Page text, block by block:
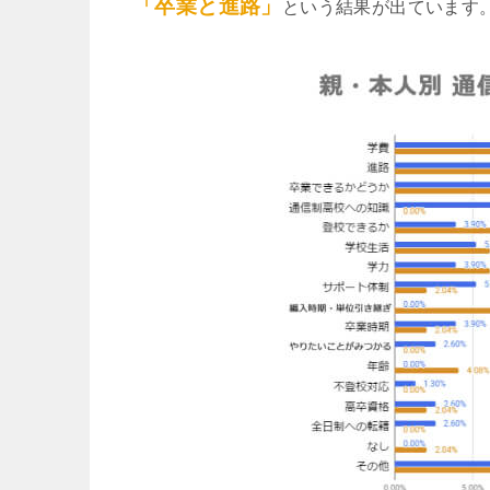
「卒業と進路」 という結果が出ています